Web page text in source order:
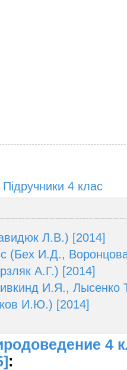
Підручники 4 клас
Л.В.) [2014]
(Бех И.Д.,
А.Г.) [2014]
И.Я., Лысенко
И.Ю.) [2014]
4
: